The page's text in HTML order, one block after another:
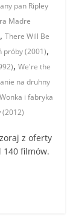
pan Ripley
Madre
,There Will Be
próby (2001),
,We're the
na druhny
i fabryka
z oferty
140 filmów.